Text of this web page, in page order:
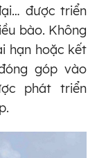
được triển
bào. Không
hạn hoặc kết
góp vào
phát triển